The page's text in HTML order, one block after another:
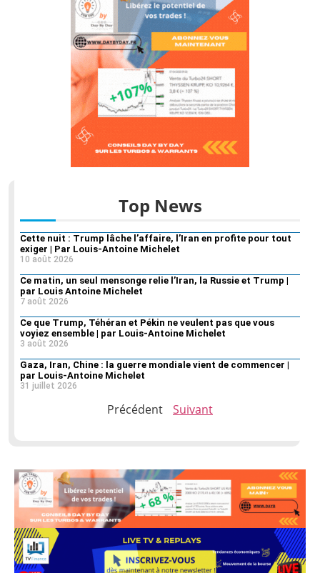
Top News
Cette nuit : Trump lâche l’affaire, l’Iran en profite pour tout
exiger | Par Louis-Antoine Michelet
10 août 2026
Ce matin, un seul mensonge relie l’Iran, la Russie et Trump |
par Louis Antoine Michelet
7 août 2026
Ce que Trump, Téhéran et Pékin ne veulent pas que vous
voyiez ensemble | par Louis-Antoine Michelet
3 août 2026
Gaza, Iran, Chine : la guerre mondiale vient de commencer |
par Louis-Antoine Michelet
31 juillet 2026
Précédent Suivant